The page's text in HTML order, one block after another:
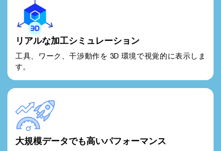
リアルな加工シミュレーション
工具、ワーク、干渉動作を 3D 環境で視覚的に表示しま
す。
大規模データでも高いパフォーマンス